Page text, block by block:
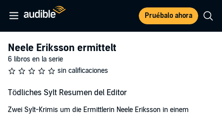
Pruébalo ahora
Neele Eriksson ermittelt
6 libros en la serie
sin calificaciones
Tödliches Sylt Resumen del Editor
Zwei Sylt-Krimis um die Ermittlerin Neele Eriksson in einem